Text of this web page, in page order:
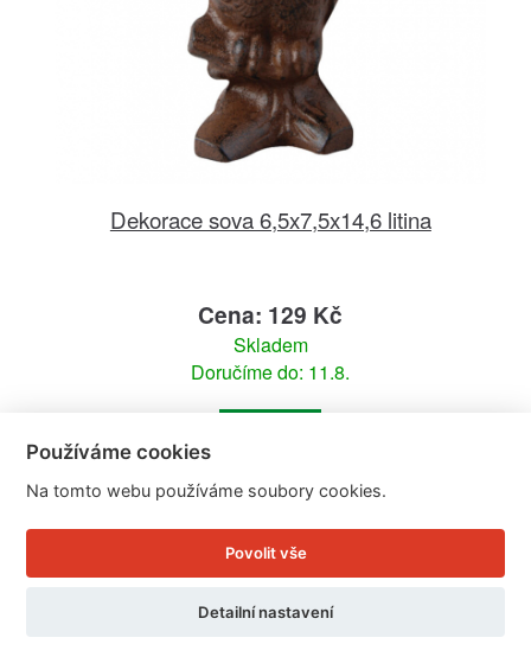
Dekorace sova 6,5x7,5x14,6 litina
Cena: 129 Kč
Skladem
Doručíme do: 11.8.
Používáme cookies
Na tomto webu používáme soubory cookies.
Povolit vše
Detailní nastavení